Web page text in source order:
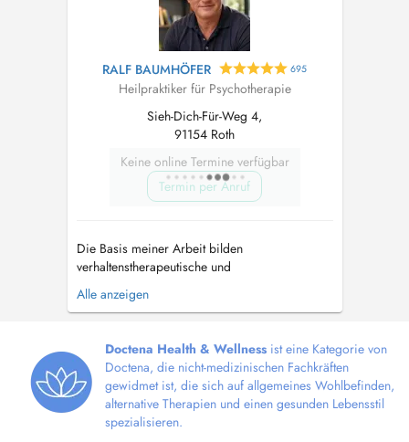
RALF BAUMHÖFER 695
Heilpraktiker für Psychotherapie
Sieh-Dich-Für-Weg 4,
91154 Roth
Keine online Termine verfügbar
Termin per Anruf
Die Basis meiner Arbeit bilden
verhaltenstherapeutische und
gesprächspsychotherapeutische Konzepte,
sowie die Grundlagen eines
Grundsätzlich stehen die Fragen, Wünsche und
Erfahrungen des Klienten im Vordergrund
unserer gemeinsamen Arbeit. Meine Praxis
befindet s...
Alle anzeigen
Doctena Health & Wellness ist eine Kategorie von
Doctena, die nicht-medizinischen Fachkräften
gewidmet ist, die sich auf allgemeines Wohlbefinden,
alternative Therapien und einen gesunden Lebensstil
spezialisieren.